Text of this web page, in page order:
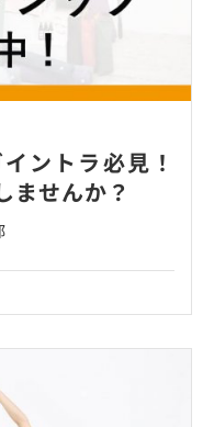
ントラ必見！
ませんか？